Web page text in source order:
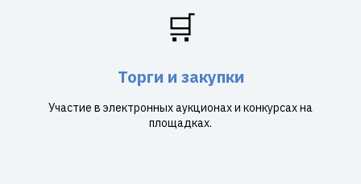
🛒
Торги и закупки
Участие в электронных аукционах и конкурсах на
площадках.